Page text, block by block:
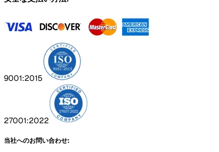
9001:2015
27001:2022
当社へのお問い合わせ: